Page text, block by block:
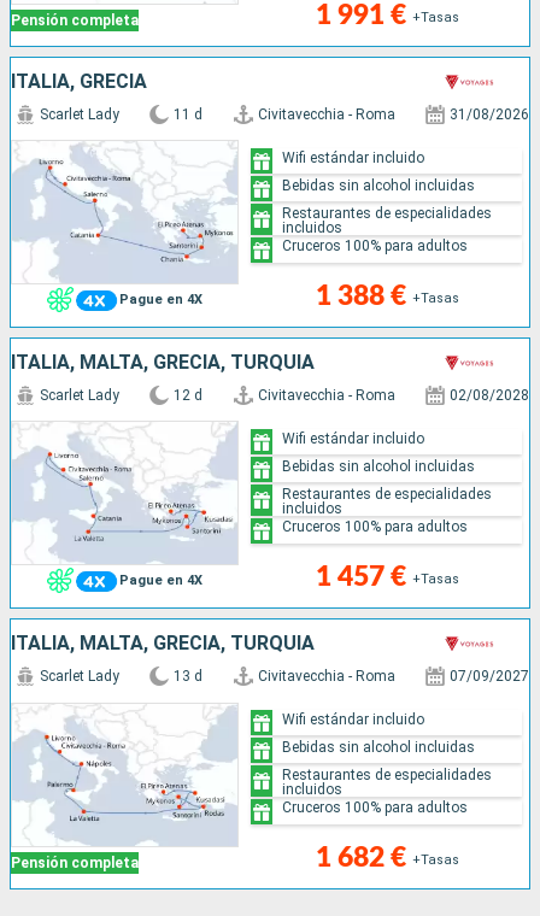
Pensión completa 1 991 € +Tasas
ITALIA, GRECIA
Pague en 4X
Scarlet Lady 11 d Civitavecchia - Roma 31/08/2026
1 388 € +Tasas
Wifi estándar incluido
Bebidas sin alcohol incluidas
Restaurantes de especialidades
incluidos
Cruceros 100% para adultos
ITALIA, MALTA, GRECIA, TURQUÍA
Pague en 4X
Scarlet Lady 12 d Civitavecchia - Roma 02/08/2028
1 457 € +Tasas
Wifi estándar incluido
Bebidas sin alcohol incluidas
Restaurantes de especialidades
incluidos
Cruceros 100% para adultos
ITALIA, MALTA, GRECIA, TURQUÍA
Pensión completa
Scarlet Lady 13 d Civitavecchia - Roma 07/09/2027
1 682 € +Tasas
Wifi estándar incluido
Bebidas sin alcohol incluidas
Restaurantes de especialidades
incluidos
Cruceros 100% para adultos